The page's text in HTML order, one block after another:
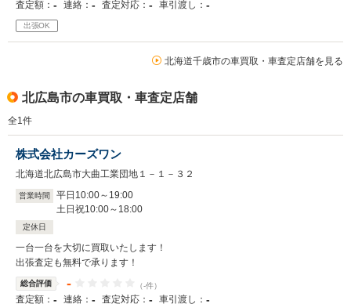
査定額： - 連絡： - 査定対応： - 車引渡し： -
出張OK
北海道千歳市の車買取・車査定店舗を見る
北広島市の車買取・車査定店舗
全1件
株式会社カーズワン
北海道北広島市大曲工業団地１－１－３２
営業時間 平日10:00～ 19:00
土日祝10:00～ 18:00
定休日
一台一台を大切に買取いたします！
出張査定も無料で承ります！
総合評価 - （-件）
査定額： - 連絡： - 査定対応： - 車引渡し： -